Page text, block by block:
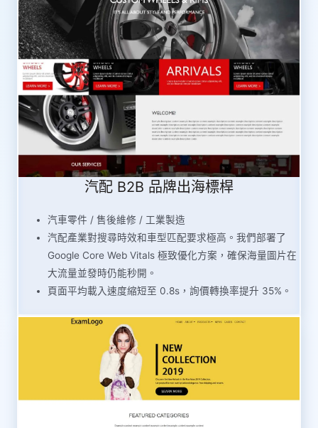
汽配 B2B 品牌出海標桿
汽車零件 / 售後維修 / 工業製造
汽配產業對搜尋時效和車型匹配要求極高。我們部署了
Google Core Web Vitals 極致優化方案，確保海量圖片在
大流量並發時仍能秒開。
頁面平均載入速度縮短至 0.8s，詢價轉換率提升 35%。